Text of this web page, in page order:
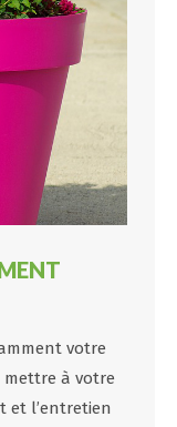
votre
à votre
et l’entretien